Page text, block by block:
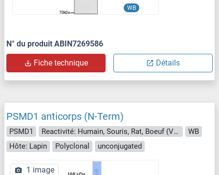
WB
N° du produit ABIN7269586
Fiche technique Détails
PSMD1 anticorps (N-Term)
PSMD1 Reactivité: Humain, Souris, Rat, Boeuf (Vache), Chien, Cheval, Cobaye, Lapin
WB
Hôte: Lapin
Polyclonal unconjugated
1 image